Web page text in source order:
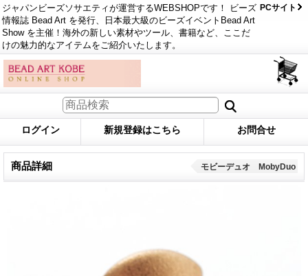
ジャパンビーズソサエティが運営するWEBSHOPです！ ビーズ
情報誌 Bead Art を発行、日本最大級のビーズイベントBead Art
Show を主催！海外の新しい素材やツール、書籍など、ここだ
けの魅力的なアイテムをご紹介いたします。
PCサイト
ログイン 新規登録はこちら お問合せ
商品詳細 モビーデュオ MobyDuo